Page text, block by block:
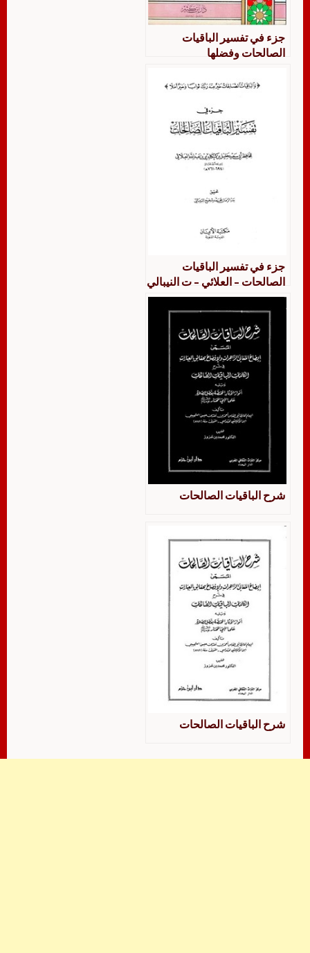
جزء في تفسير الباقيات
الصالحات وفضلها
جزء في تفسير الباقيات
الصالحات – العلائي – ت النيبالي
– ط الإيمان
شرح الباقيات الصالحات
شرح الباقيات الصالحات